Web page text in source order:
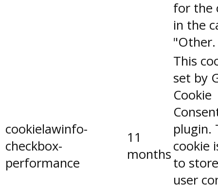
for the
in the
"Other.
cookielawinfo-
checkbox-
performance
11
months
This
set by
Cookie
plugin.
cookie
to
user